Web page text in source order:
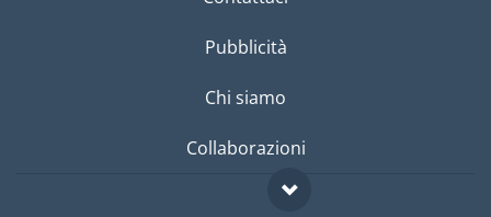
Pubblicità
Chi siamo
Collaborazioni